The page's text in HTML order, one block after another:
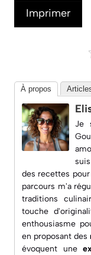
Imprimer
À propos
Je
des recettes
parcours m'a
traditions
touche
enthousiasme
en proposant des
évoquent une